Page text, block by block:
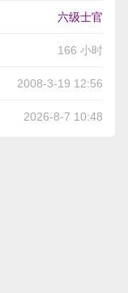
六级士官
166 小时
2008-3-19 12:56
2026-8-7 10:48